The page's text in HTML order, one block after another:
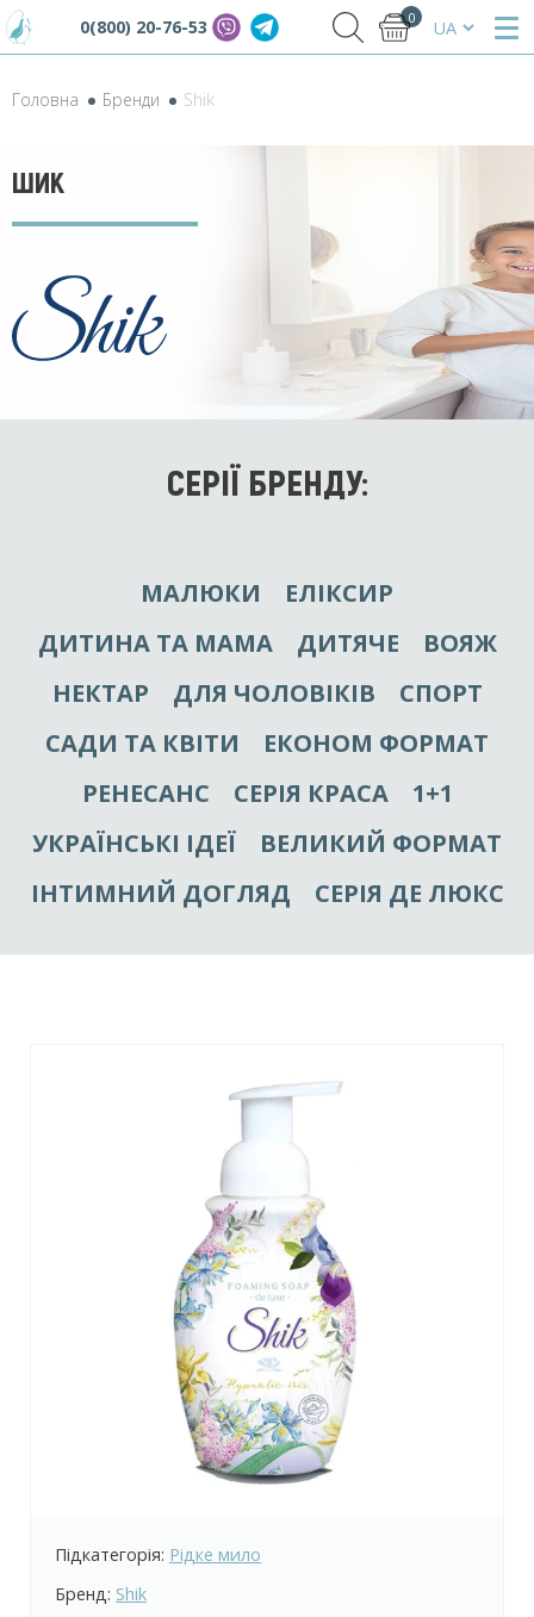
0(800) 20-76-53 0
Головна Бренди Shik
ШИК
СЕРІЇ БРЕНДУ:
МАЛЮКИ
ЕЛІКСИР
ДИТИНА ТА МАМА
ДИТЯЧЕ
ВОЯЖ
НЕКТАР
ДЛЯ ЧОЛОВІКІВ
СПОРТ
САДИ ТА КВІТИ
ЕКОНОМ ФОРМАТ
РЕНЕСАНС
СЕРІЯ КРАСА
1+1
УКРАЇНСЬКІ ІДЕЇ
ВЕЛИКИЙ ФОРМАТ
ІНТИМНИЙ ДОГЛЯД
СЕРІЯ ДЕ ЛЮКС
Підкатегорія: Рідке мило
Бренд: Shik